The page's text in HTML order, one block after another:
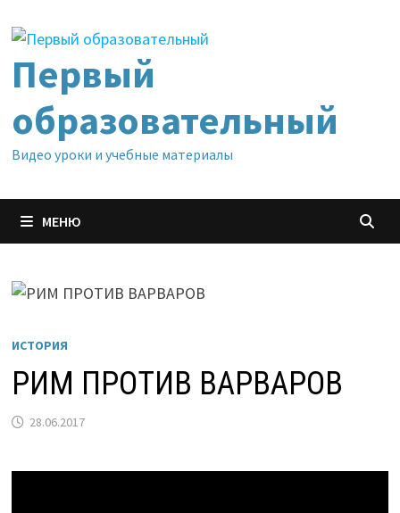
содержимому
Первый
образовательный
Видео уроки и учебные материалы
МЕНЮ
ИСТОРИЯ
РИМ ПРОТИВ ВАРВАРОВ
28.06.2017